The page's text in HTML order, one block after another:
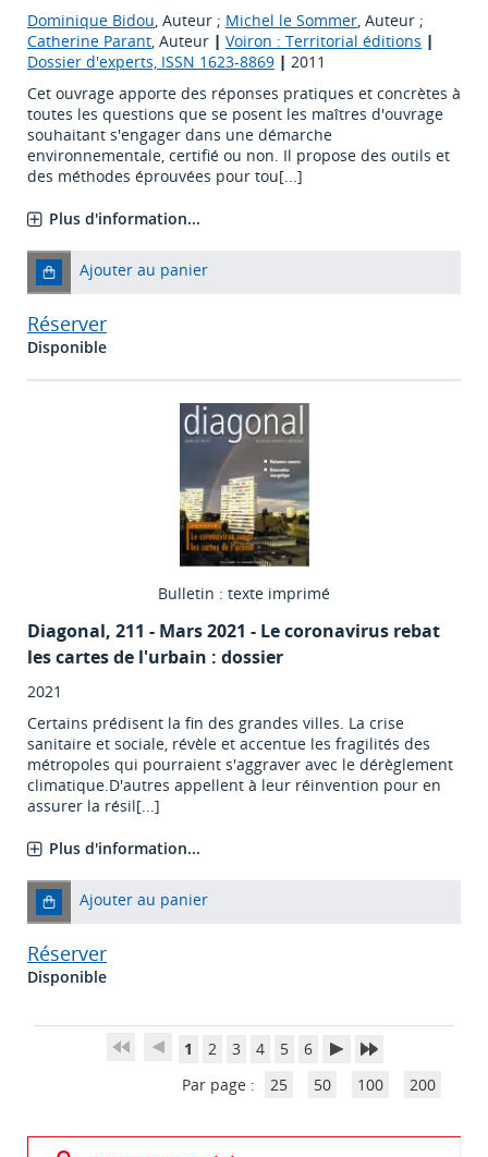
Dominique Bidou, Auteur ; Michel le Sommer, Auteur ;
Catherine Parant, Auteur | Voiron : Territorial éditions |
Dossier d'experts, ISSN 1623-8869 | 2011
Cet ouvrage apporte des réponses pratiques et concrètes à
toutes les questions que se posent les maîtres d'ouvrage
souhaitant s'engager dans une démarche
environnementale, certifié ou non. Il propose des outils et
des méthodes éprouvées pour tou[...]
Plus d'information...
Ajouter au panier
Réserver
Disponible
Bulletin : texte imprimé
Diagonal, 211 - Mars 2021 - Le coronavirus rebat
les cartes de l'urbain : dossier
2021
Certains prédisent la fin des grandes villes. La crise
sanitaire et sociale, révèle et accentue les fragilités des
métropoles qui pourraient s'aggraver avec le dérèglement
climatique.D'autres appellent à leur réinvention pour en
assurer la résil[...]
Plus d'information...
Ajouter au panier
Réserver
Disponible
1 2 3 4 5
6
Par page :
25 50 100 200